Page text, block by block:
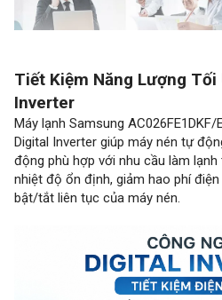
Tiết Kiệm Năng Lượng Tối
Inverter
Máy lạnh Samsung
Digital Inverter giúp máy nén tự
động phù hợp với nhu cầu làm
nhiệt độ ổn định, giảm hao phí
bật/tắt liên tục của máy nén.